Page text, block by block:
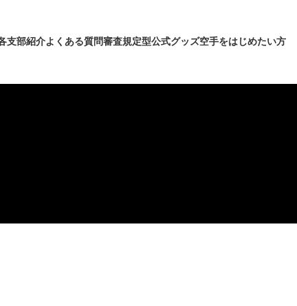
支部紹介よくある質問審査規定型公式グッズ空手をはじめたい方